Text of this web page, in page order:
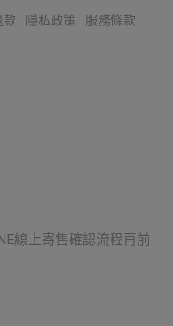
隱私政策 服務條款
線上寄售確認流程再前